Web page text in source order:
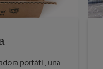
portátil, una